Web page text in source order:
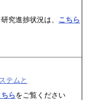
究進捗状況は、 こちら
テムと
ちらをご覧ください